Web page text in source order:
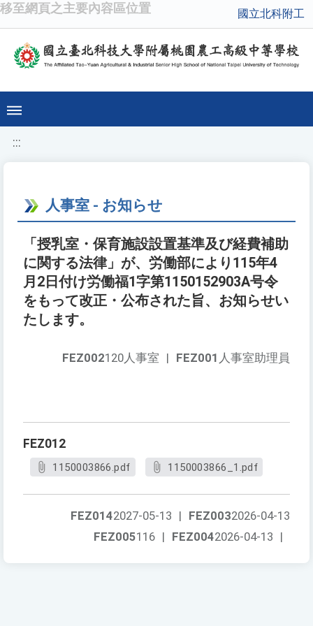
移至網頁之主要內容區位置 國立北科附工
:::
人事室 - お知らせ
「授乳室・保育施設設置基準及び経費補助
に関する法律」が、労働部により115年4
月2日付け労働福1字第1150152903A号令
をもって改正・公布された旨、お知らせい
たします。
FEZ001 人事室助理員
FEZ002120人事室 |
FEZ012
1150003866.pdf 1150003866_1.pdf
FEZ0032026-04-13
FEZ0142027-05-13 |
FEZ0042026-04-13 |
FEZ005116 |